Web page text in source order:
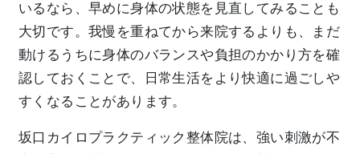
いるなら、早めに身体の状態を見直してみることも
大切です。我慢を重ねてから来院するよりも、まだ
動けるうちに身体のバランスや負担のかかり方を確
認しておくことで、日常生活をより快適に過ごしや
すくなることがあります。
坂口カイロプラクティック整体院は、強い刺激が不